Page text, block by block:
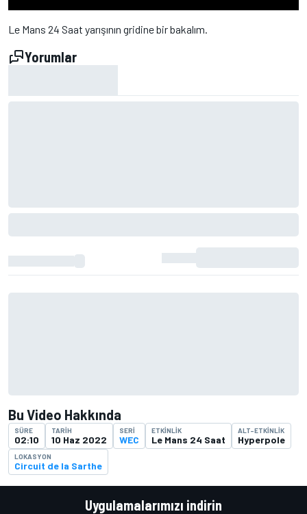
Le Mans 24 Saat yarışının gridine bir bakalım.
Yorumlar
Bu Video Hakkında
SÜRE
02:10
TARIH
10 Haz 2022
SERI
WEC
ETKINLIK
Le Mans 24 Saat
ALT-ETKINLIK
Hyperpole
LOKASYON
Circuit de la Sarthe
Uygulamalarımızı indirin